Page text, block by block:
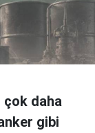
çok daha
gibi